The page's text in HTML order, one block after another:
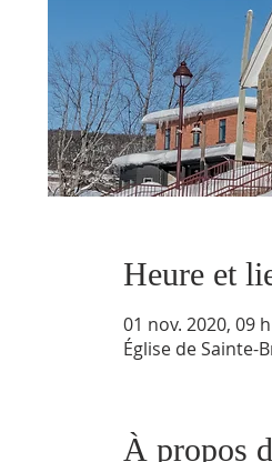
Heure et
01 nov. 2020, 09
Église de Sainte-
À propos